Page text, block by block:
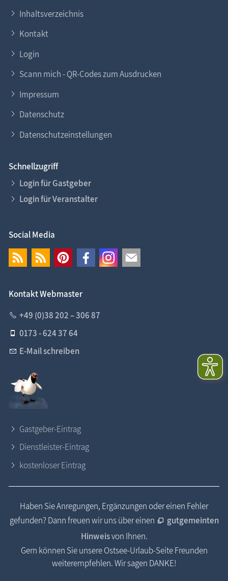
Inhaltsverzeichnis
Kontakt
Login
Scann mich - QR-Codes zum Ausdrucken
Impressum
Datenschutz
Datenschutzeinstellungen
Schnellzugriff
Login für Gastgeber
Login für Veranstalter
Social Media
Kontakt Webmaster
+49 (0)38 202 – 306 87
0173 - 624 37 64
E-Mail schreiben
Gastgeber-Eintrag
Dienstleister-Eintrag
kostenloser Eintrag
Haben Sie Anregungen, Ergänzungen oder einen Fehler
gefunden? Dann freuen wir uns über einen
gutgemeinten
Hinweisvon Ihnen.
Gern können Sie unsere Ostsee-Urlaub-Seite Freunden
weiterempfehlen. Wir sagen DANKE!